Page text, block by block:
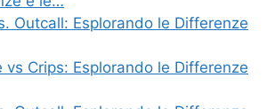
Outcall: Esplorando le Differenze
vs Crips: Esplorando le Differenze